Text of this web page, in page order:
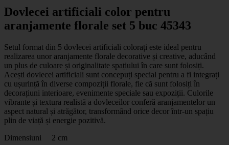
Dovlecei artificiali color pentru
aranjamente florale set 5 buc 45343
Setul format din 5 dovlecei artificiali colorați este ideal pentru
realizarea unor aranjamente florale decorative și creative, aducând
un plus de culoare și originalitate spațiului în care sunt folosiți.
Acești dovlecei artificiali sunt concepuți special pentru a fi integrați
cu ușurință în diverse compoziții florale, fie că sunt folosiți în
decorațiuni interioare, evenimente speciale sau expoziții. Culorile
vibrante și textura realistă a dovleceilor conferă aranjamentelor un
aspect natural și atrăgător, transformând orice decor într-un spațiu
plin de viață și energie pozitivă.
Dimensiuni 2 cm